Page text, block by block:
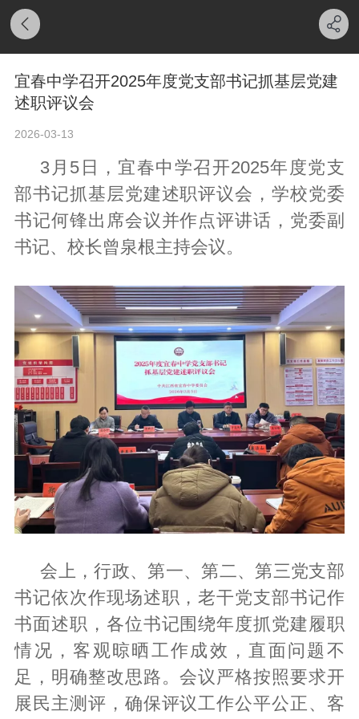
宜春中学召开2025年度党支部书记抓基层党建
述职评议会
2026-03-13
3月5日，宜春中学召开2025年度党支
部书记抓基层党建述职评议会，学校党委
书记何锋出席会议并作点评讲话，党委副
书记、校长曾泉根主持会议。
会上，行政、第一、第二、第三党支部
书记依次作现场述职，老干党支部书记作
书面述职，各位书记围绕年度抓党建履职
情况，客观晾晒工作成效，直面问题不
足，明确整改思路。会议严格按照要求开
展民主测评，确保评议工作公平公正、客